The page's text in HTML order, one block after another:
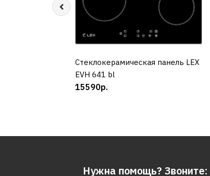
КУПИТЬ
Cтеклокерамическая панель LEX
EVH 641 bl
15590р.
Нужна помощь? Звоните: